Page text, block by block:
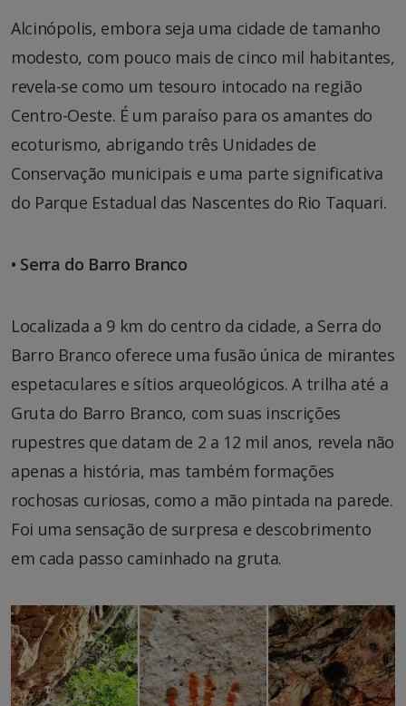
Alcinópolis, embora seja uma cidade de tamanho
modesto, com pouco mais de cinco mil habitantes,
revela-se como um tesouro intocado na região
Centro-Oeste. É um paraíso para os amantes do
ecoturismo, abrigando três Unidades de
Conservação municipais e uma parte significativa
do Parque Estadual das Nascentes do Rio Taquari.
• Serra do Barro Branco
Localizada a 9 km do centro da cidade, a Serra do
Barro Branco oferece uma fusão única de mirantes
espetaculares e sítios arqueológicos. A trilha até a
Gruta do Barro Branco, com suas inscrições
rupestres que datam de 2 a 12 mil anos, revela não
apenas a história, mas também formações
rochosas curiosas, como a mão pintada na parede.
Foi uma sensação de surpresa e descobrimento
em cada passo caminhado na gruta.